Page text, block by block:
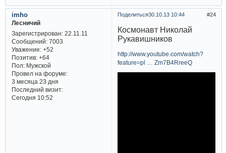
Поделиться 24
30.10.13 10:44
imho
Лесничий
Зарегистрирован: 22.11.11
Сообщений:7003
Уважение: +52
Позитив: +64
Пол:Мужской
Провел на форуме:
3 месяца 23 дня
Последний визит:
Сегодня 10:52
Космонавт Николай
Рукавишников
http://www.youtube.com/watch?
feature=pl … Zm7B4RreeQ